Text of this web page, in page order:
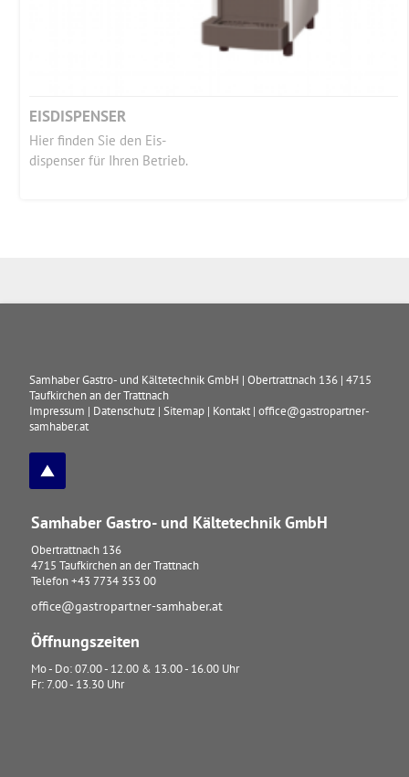
EISDISPENSER
Hier finden Sie den Eis-
dispenser für Ihren Betrieb.
Samhaber Gastro- und Kältetechnik GmbH |Obertrattnach 136 |4715
Taufkirchen an der Trattnach
Impressum | Datenschutz |Sitemap | Kontakt |office@gastropartner-
samhaber.at
Samhaber Gastro- und Kältetechnik GmbH
Obertrattnach 136
4715 Taufkirchen an der Trattnach
Telefon +43 7734 353 00
office@gastropartner-samhaber.at
Öffnungszeiten
Mo - Do: 07.00 - 12.00 & 13.00 - 16.00 Uhr
Fr: 7.00 - 13.30 Uhr